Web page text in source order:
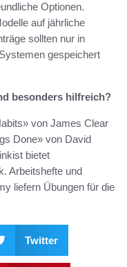
Optionen.
auf jährliche
sollten nur in
gespeichert
besonders hilfreich?
von James Clear
Done» von David
bietet
Arbeitshefte und
liefern Übungen für die
Twitter